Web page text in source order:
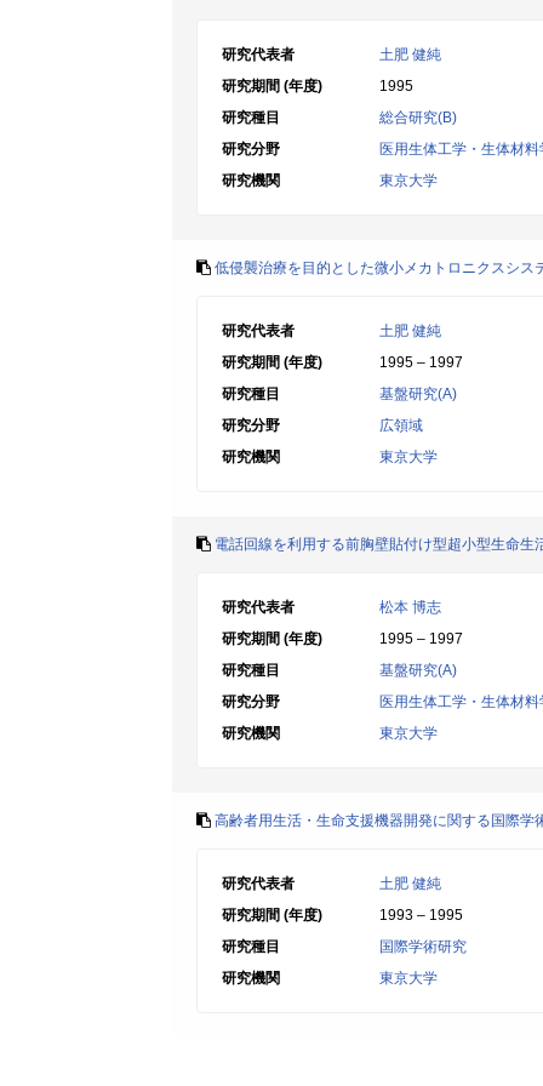
研究代表者
土肥 健純
研究期間 (年度)
1995
研究種目
総合研究(B)
研究分野
医用生体工学・生体材料
研究機関
東京大学
低侵襲治療を目的とした微小メカトロニクスシス
研究代表者
土肥 健純
研究期間 (年度)
1995 – 1997
研究種目
基盤研究(A)
研究分野
広領域
研究機関
東京大学
電話回線を利用する前胸壁貼付け型超小型生命生
研究代表者
松本 博志
研究期間 (年度)
1995 – 1997
研究種目
基盤研究(A)
研究分野
医用生体工学・生体材料
研究機関
東京大学
高齢者用生活・生命支援機器開発に関する国際学
研究代表者
土肥 健純
研究期間 (年度)
1993 – 1995
研究種目
国際学術研究
研究機関
東京大学